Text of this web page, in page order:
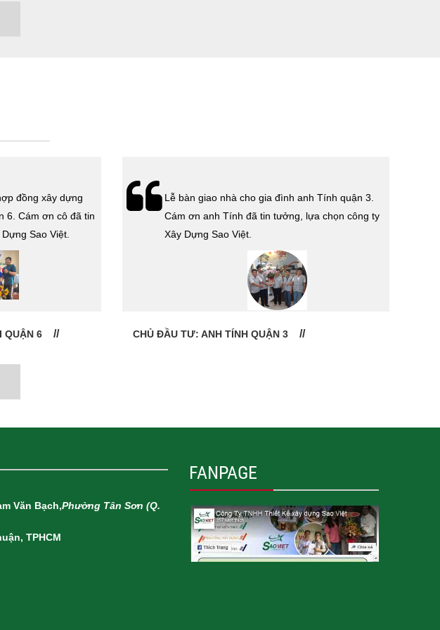
đồng xây dựng
6. Cám ơn cô đã tin
Sao Việt.
QUẬN 6
Lễ bàn giao nhà cho gia đình anh Tính quận 3.
Cám ơn anh Tính đã tin tưởng, lựa chọn công ty
Xây Dựng Sao Việt.
CHỦ ĐẦU TƯ: ANH TÍNH QUẬN 3
Văn Bạch,Phường Tân Sơn (Q.
TPHCM
FANPAGE